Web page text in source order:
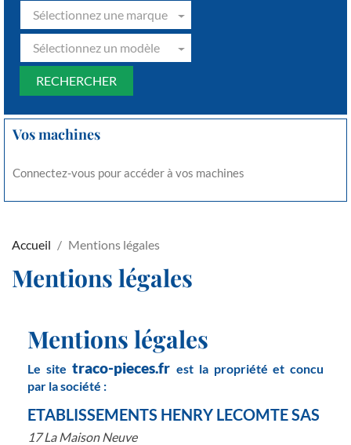
Sélectionnez une marque
Sélectionnez un modèle
Vos machines
Connectez-vous pour accéder à vos machines
Accueil Mentions légales
Mentions légales
Mentions légales
Le site traco-pieces.fr est la propriété et concu
par la société :
ETABLISSEMENTS HENRY LECOMTE SAS
17 La Maison Neuve